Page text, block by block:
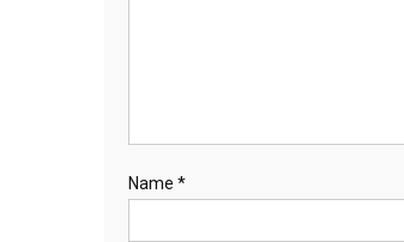
Name *